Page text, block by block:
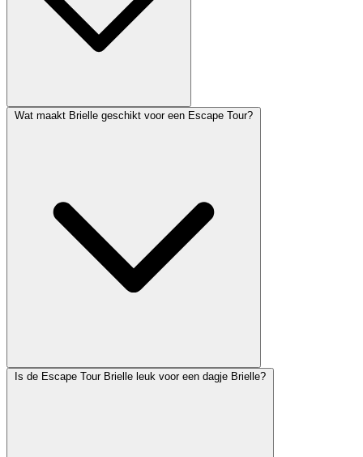
Wat maakt Brielle geschikt voor een Escape Tour?
Is de Escape Tour Brielle leuk voor een dagje Brielle?